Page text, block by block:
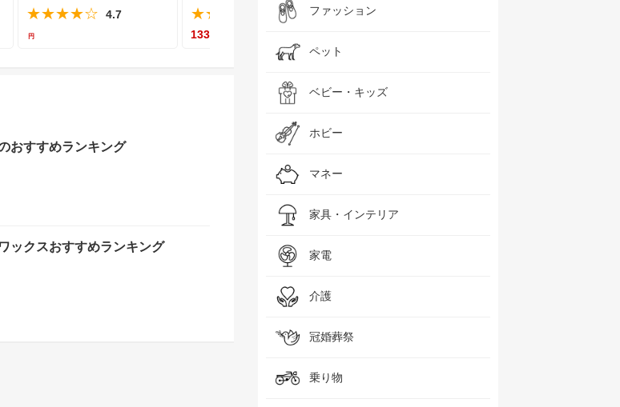
★★★★☆ 4.7 ★★★★☆
4.3
1339.00
★★★★☆
おすすめランキング
ックスおすすめランキング
ファッション
ペット
ベビー・キッズ
ホビー
マネー
家具・インテリア
家電
介護
冠婚葬祭
乗り物